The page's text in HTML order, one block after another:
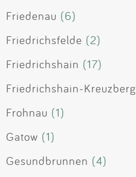
Friedenau (6)
Friedrichsfelde (2)
Friedrichshain (17)
Friedrichshain-Kreuzberg
Frohnau (1)
Gatow (1)
Gesundbrunnen (4)